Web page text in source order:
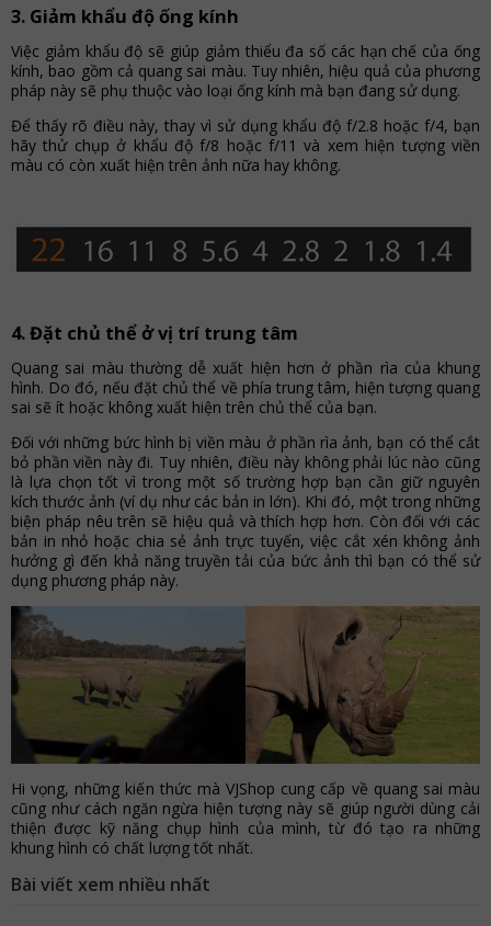
3. Giảm khẩu độ ống kính
Việc giảm khẩu độ sẽ giúp giảm thiểu đa số các hạn chế của ống
kính, bao gồm cả quang sai màu. Tuy nhiên, hiệu quả của phương
pháp này sẽ phụ thuộc vào loại ống kính mà bạn đang sử dụng.
Để thấy rõ điều này, thay vì sử dụng khẩu độ f/2.8 hoặc f/4, bạn
hãy thử chụp ở khẩu độ f/8 hoặc f/11 và xem hiện tượng viền
màu có còn xuất hiện trên ảnh nữa hay không.
4. Đặt chủ thể ở vị trí trung tâm
Quang sai màu thường dễ xuất hiện hơn ở phần rìa của khung
hình. Do đó, nếu đặt chủ thể về phía trung tâm, hiện tượng quang
sai sẽ ít hoặc không xuất hiện trên chủ thể của bạn.
Đối với những bức hình bị viền màu ở phần rìa ảnh, bạn có thể cắt
bỏ phần viền này đi. Tuy nhiên, điều này không phải lúc nào cũng
là lựa chọn tốt vì trong một số trường hợp bạn cần giữ nguyên
kích thước ảnh (ví dụ như các bản in lớn). Khi đó, một trong những
biện pháp nêu trên sẽ hiệu quả và thích hợp hơn. Còn đối với các
bản in nhỏ hoặc chia sẻ ảnh trực tuyến, việc cắt xén không ảnh
hưởng gì đến khả năng truyền tải của bức ảnh thì bạn có thể sử
dụng phương pháp này.
Hi vọng, những kiến thức mà VJShop cung cấp về quang sai màu
cũng như cách ngăn ngừa hiện tượng này sẽ giúp người dùng cải
thiện được kỹ năng chụp hình của mình, từ đó tạo ra những
khung hình có chất lượng tốt nhất.
Bài viết xem nhiều nhất